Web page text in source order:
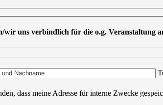
wir uns verbindlich für die o.g. Veranstaltung
dass meine Adresse für interne Zwecke